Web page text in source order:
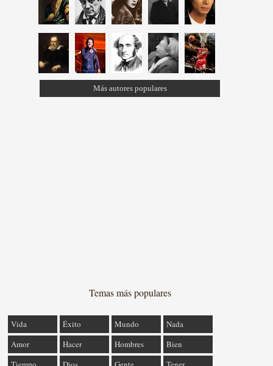
Más autores populares
Temas más populares
Vida Éxito Mundo
Nada
Amor
Hacer Hombres
Bien